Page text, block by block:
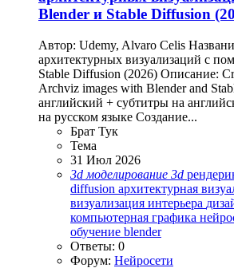
Blender и Stable Diffusion
Автор: Udemy, Alvaro Celis
архитектурных визуализаций с
Stable Diffusion (2026) Описание:
Archviz images with Blender and
английский + субтитры на
на русском языке Создание...
Брат Тук
Тема
31 Июл 2026
3d моделирование 3d
diffusion архитектурная
визуализация интерьера
компьютерная графика
обучение blender
Ответы: 0
Форум: Нейросети